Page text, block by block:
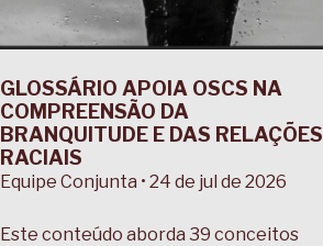
GLOSSÁRIO APOIA OSCS NA
COMPREENSÃO DA
BRANQUITUDE E DAS RELAÇÕES
RACIAIS
Equipe Conjunta • 24 de jul de 2026
Este conteúdo aborda 39 conceitos